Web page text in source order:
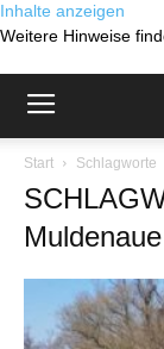
Inhalte anzeigen
Weitere Hinweise
Start Schlagworte
Muldenaue